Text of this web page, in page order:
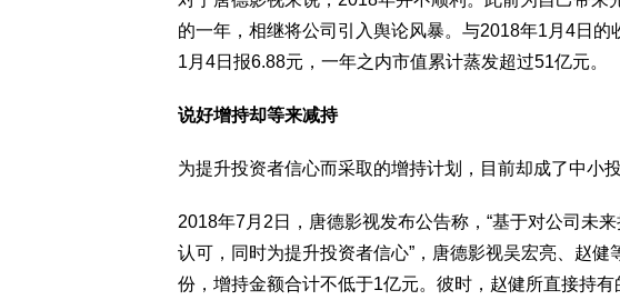
的一年，相继将公司引入舆论风暴。与2018年1月4日
1月4日报6.88元，一年之内市值累计蒸发超过51亿元。
说好增持却等来减持
为提升投资者信心而采取的增持计划，目前却成了中小
2018年7月2日，唐德影视发布公告称，“基于对公司未
认可，同时为提升投资者信心”，唐德影视吴宏亮、赵
份，增持金额合计不低于1亿元。彼时，赵健所直接持有